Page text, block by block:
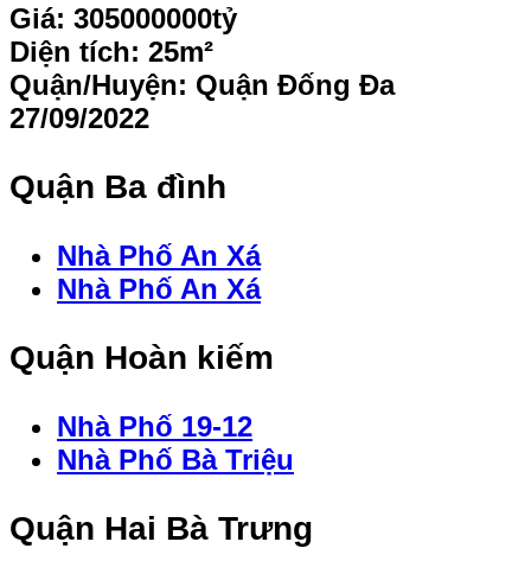
Giá: 305000000tỷ
Diện tích: 25m²
Quận/Huyện: Quận Đống Đa
27/09/2022
Quận Ba đình
Nhà Phố An Xá
Nhà Phố An Xá
Quận Hoàn kiếm
Nhà Phố 19-12
Nhà Phố Bà Triệu
Quận Hai Bà Trưng